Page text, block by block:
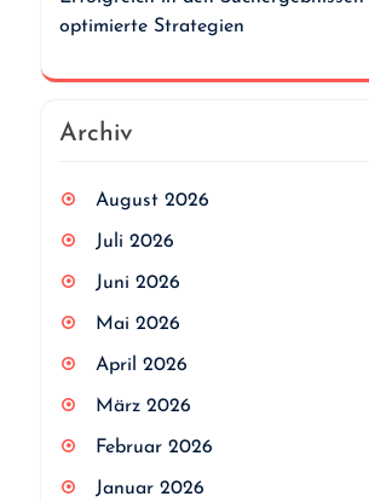
optimierte Strategien
Archiv
August 2026
Juli 2026
Juni 2026
Mai 2026
April 2026
März 2026
Februar 2026
Januar 2026